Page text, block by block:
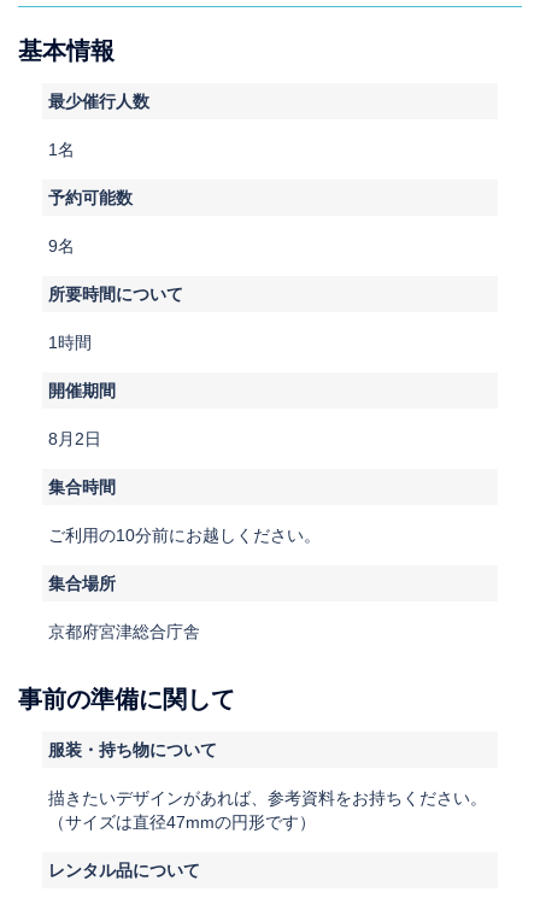
基本情報
最少催行人数
1名
予約可能数
9名
所要時間について
1時間
開催期間
8月2日
集合時間
ご利用の10分前にお越しください。
集合場所
京都府宮津総合庁舎
事前の準備に関して
服装・持ち物について
描きたいデザインがあれば、参考資料をお持ちください。
（サイズは直径47mmの円形です）
レンタル品について